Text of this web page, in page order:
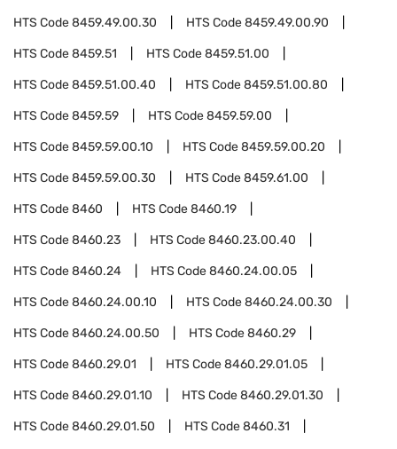
HTS Code8459.49.00.30 HTS Code8459.49.00.90
HTS Code8459.51 HTS Code8459.51.00
HTS Code8459.51.00.40 HTS Code8459.51.00.80
HTS Code8459.59 HTS Code8459.59.00
HTS Code8459.59.00.10 HTS Code8459.59.00.20
HTS Code8459.59.00.30 HTS Code8459.61.00
HTS Code8460 HTS Code8460.19
HTS Code8460.23 HTS Code8460.23.00.40
HTS Code8460.24 HTS Code8460.24.00.05
HTS Code8460.24.00.10 HTS Code8460.24.00.30
HTS Code8460.24.00.50 HTS Code8460.29
HTS Code8460.29.01 HTS Code8460.29.01.05
HTS Code8460.29.01.10 HTS Code8460.29.01.30
HTS Code8460.29.01.50 HTS Code8460.31